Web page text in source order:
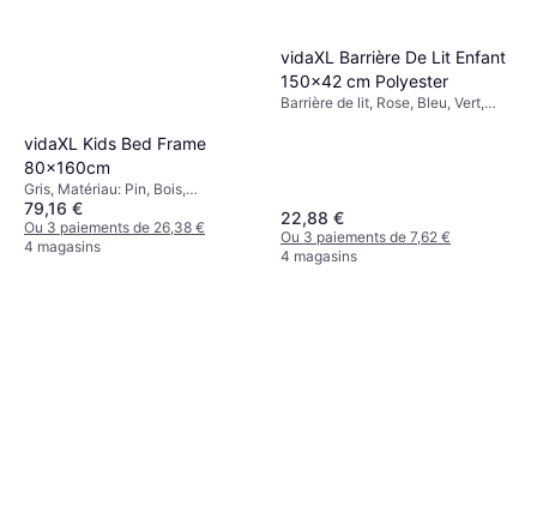
vidaXL Kids Bed Frame
80x160cm
Gris, Matériau: Pin, Bois,
Contreplaqué
79,16 €
Ou 3 paiements de 26,38 €
4 magasins
vidaXL Barrière De Lit Enfant
150x42 cm Polyester
Barrière de lit, Rose, Bleu, Vert,
22,88 €
Ou 3 paiements de 7,62 €
4 magasins